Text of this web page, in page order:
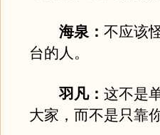
海泉： 不应该
台的人。
羽凡： 这不是
大家，而不是只靠